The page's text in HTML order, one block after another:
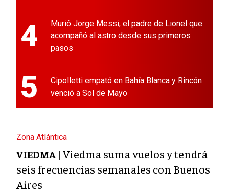
4
Murió Jorge Messi, el padre de Lionel que
acompañó al astro desde sus primeros
pasos
5
Cipolletti empató en Bahía Blanca y Rincón
venció a Sol de Mayo
Zona Atlántica
VIEDMA | Viedma suma vuelos y tendrá
seis frecuencias semanales con Buenos
Aires